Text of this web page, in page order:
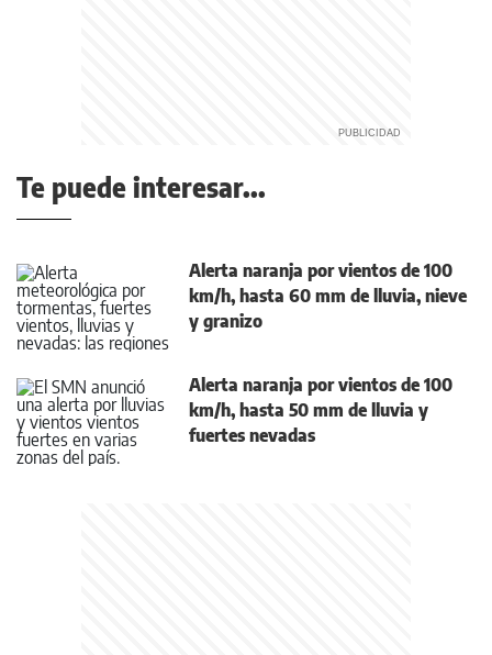
Te puede interesar...
Alerta naranja por vientos de 100
km/h, hasta 60 mm de lluvia, nieve
y granizo
Alerta naranja por vientos de 100
km/h, hasta 50 mm de lluvia y
fuertes nevadas